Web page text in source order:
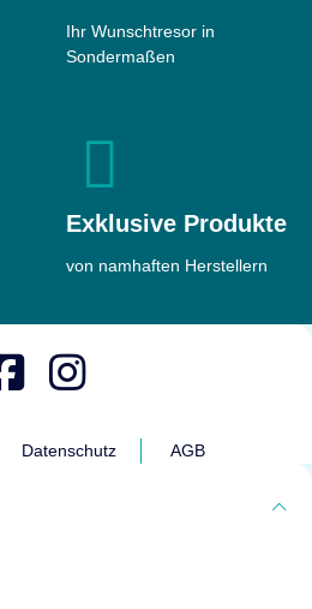
Ihr Wunschtresor in
Sondermaßen
Exklusive Produkte
von namhaften Herstellern
Datenschutz AGB